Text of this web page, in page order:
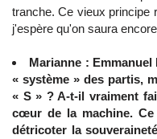
tranche. Ce vieux principe
j'espère qu'on saura
Marianne :
« système » des partis,
« S » ? A-t-il vraiment
cœur de la machine.
détricoter la